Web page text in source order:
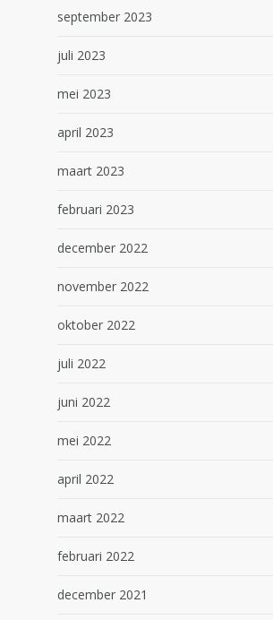
september 2023
juli 2023
mei 2023
april 2023
maart 2023
februari 2023
december 2022
november 2022
oktober 2022
juli 2022
juni 2022
mei 2022
april 2022
maart 2022
februari 2022
december 2021